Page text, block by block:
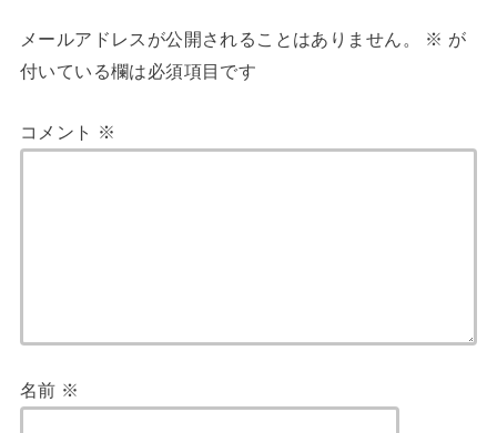
メールアドレスが公開されることはありません。 ※ が
付いている欄は必須項目です
コメント ※
名前 ※